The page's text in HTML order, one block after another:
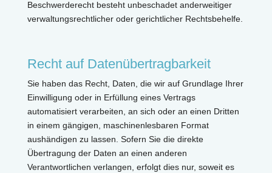
Beschwerderecht besteht unbeschadet anderweitiger
verwaltungsrechtlicher oder gerichtlicher Rechtsbehelfe.
Recht auf Datenübertragbarkeit
Sie haben das Recht, Daten, die wir auf Grundlage Ihrer
Einwilligung oder in Erfüllung eines Vertrags
automatisiert verarbeiten, an sich oder an einen Dritten
in einem gängigen, maschinenlesbaren Format
aushändigen zu lassen. Sofern Sie die direkte
Übertragung der Daten an einen anderen
Verantwortlichen verlangen, erfolgt dies nur, soweit es